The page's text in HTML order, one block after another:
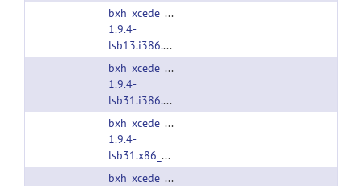
bxh_xcede_tools-
1.9.4-
lsb13.i386.tgz
bxh_xcede_tools-
1.9.4-
lsb31.i386.tgz
bxh_xcede_tools-
1.9.4-
lsb31.x86_64.tgz
bxh_xcede_tools-